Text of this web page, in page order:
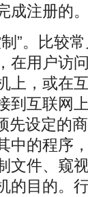
成注册的。
”。比较
在用户访
上，或在
到互联网
先设定的
中的程序
文件、窥
的目的。